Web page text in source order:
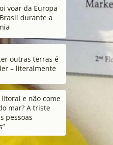
voar da Europa
durante a
outras terras é
– literalmente
e não come
mar? A triste
pessoas